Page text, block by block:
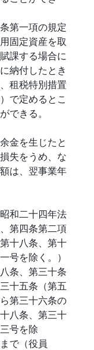
第一項の規定
固定資産を取
課する場合に
納付したとき
租税特別措置
で定めるとこ
できる。
金を生じたと
失をうめ、な
は、翌事業年
和二十四年法
第四条第二項
十八条、第十
号を除く。）
条、第三十条
十五条（第五
第三十六条の
八条、第三十
号を除
で（役員